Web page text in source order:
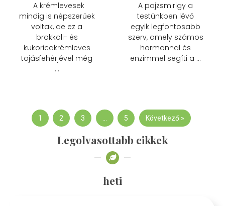
A krémlevesek
mindig is népszerűek
voltak, de ez a
brokkoli- és
kukoricakrémleves
tojásfehérjével még
…
A pajzsmirigy a
testünkben lévő
egyik legfontosabb
szerv, amely számos
hormonnal és
enzimmel segíti a …
1 2 3 … 5 Következő »
Legolvasottabb cikkek
heti